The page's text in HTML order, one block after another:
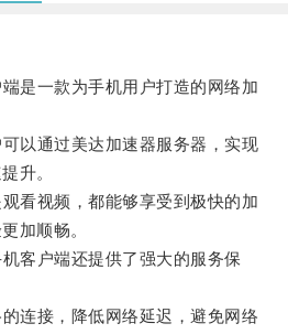
一款为手机用户打造的网络加
通过美达加速器服务器，实现
升。
视频，都能够享受到极快的加
加顺畅。
户端还提供了强大的服务保
接，降低网络延迟，避免网络